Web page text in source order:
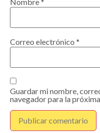
Correo electrónico *
Guardar mi nombre,
navegador para la